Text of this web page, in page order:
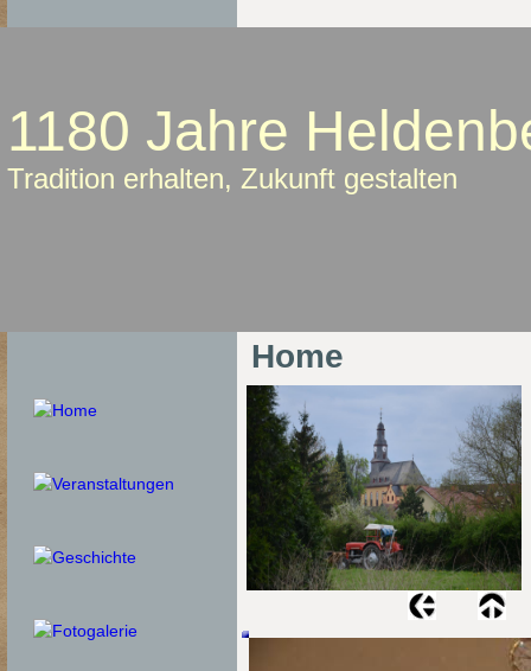
Home
1180 Jahre
Tradition erhalten, Zukunft gestalten